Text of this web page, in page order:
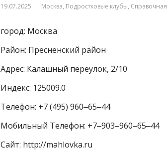
19.07.2025 Москва, Подростковые клубы, Справочная
город: Москва
Район: Пресненский район
Адрес: Калашный переулок, 2/10
Индекс: 125009.0
Телефон: +7 (495) 960‒65‒44
Мобильный Телефон: +7‒903‒960‒65‒44
Сайт: http://mahlovka.ru